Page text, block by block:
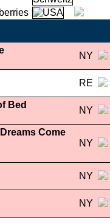
NY
RE
Bed
NY
Come
NY
NY
NY